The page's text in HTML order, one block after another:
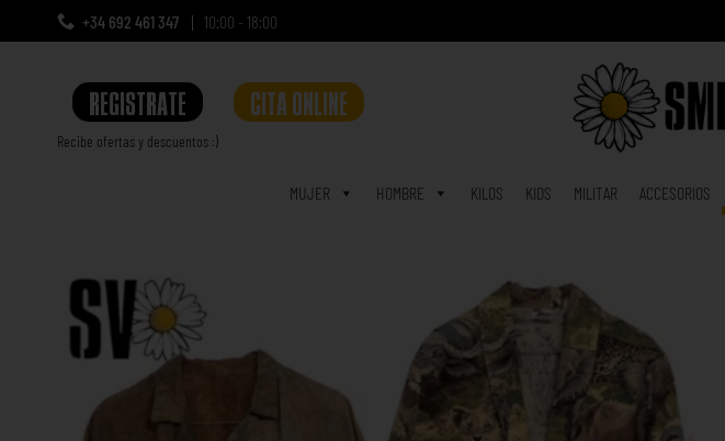
+34 692 461 347 10:00 - 18:00
REGISTRATE
Recibe ofertas y descuentos :)
CITA ONLINE
MUJER HOMBRE KILOS KIDS MILITAR ACCESORIOS